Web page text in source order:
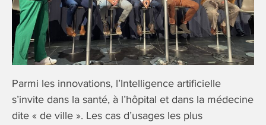
Parmi les innovations, l’Intelligence artificielle
s’invite dans la santé, à l’hôpital et dans la médecine
dite « de ville ». Les cas d’usages les plus